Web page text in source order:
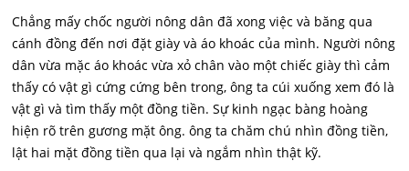
Chẳng mấy chốc người nông dân đã xong việc và băng qua
cánh đồng đến nơi đặt giày và áo khoác của mình. Người nông
dân vừa mặc áo khoác vừa xỏ chân vào một chiếc giày thì cảm
thấy có vật gì cứng cứng bên trong, ông ta cúi xuống xem đó là
vật gì và tìm thấy một đồng tiền. Sự kinh ngạc bàng hoàng
hiện rõ trên gương mặt ông. ông ta chăm chú nhìn đồng tiền,
lật hai mặt đồng tiền qua lại và ngắm nhìn thật kỹ.